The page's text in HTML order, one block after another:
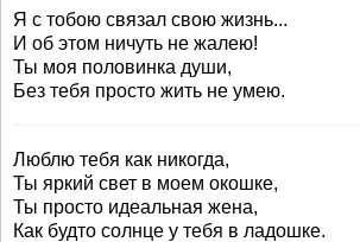
Я с тобою связал свою жизнь...
И об этом ничуть не жалею!
Ты моя половинка души,
Без тебя просто жить не умею.
Люблю тебя как никогда,
Ты яркий свет в моем окошке,
Ты просто идеальная жена,
Как будто солнце у тебя в ладошке.